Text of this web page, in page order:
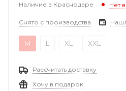
Наличие в Краснодаре Нет
Снято с производства
M L XL XXL
Рассчитать доставку
Хочу в подарок